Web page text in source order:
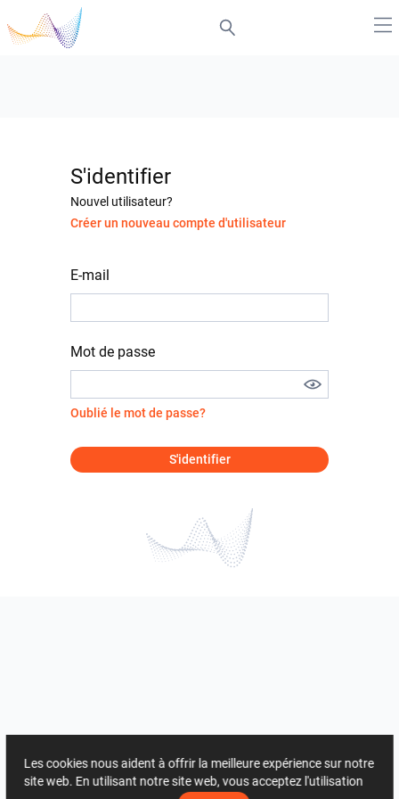
S'identifier
Nouvel utilisateur?
Créer un nouveau compte d'utilisateur
E-mail
Mot de passe
Oublié le mot de passe?
S'identifier
Les cookies nous aident à offrir la meilleure expérience sur notre
site web. En utilisant notre site web, vous acceptez l'utilisation